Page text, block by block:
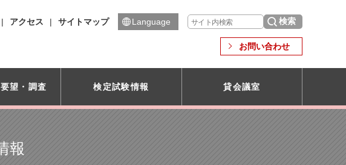
アクセス サイトマップ Language
お問い合わせ
要望・調査 検定試験情報 貸会議室
報